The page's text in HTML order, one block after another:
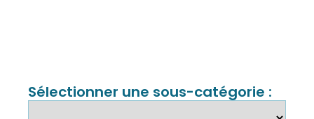
Sélectionner une sous-catégorie :